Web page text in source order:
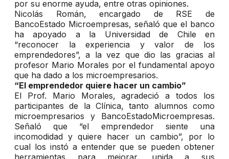
por su enorme ayuda, entre otras opiniones.
Nicolás Román, encargado de RSE de
BancoEstado Microempresas, señaló que el banco
ha apoyado a la Universidad de Chile en
“reconocer la experiencia y valor de los
emprendedores”, a la vez que dio las gracias al
profesor Mario Morales por el fundamental apoyo
que ha dado a los microempresarios.
“El emprendedor quiere hacer un cambio”
El Prof. Mario Morales, agradeció a todos los
participantes de la Clínica, tanto alumnos como
microempresarios y BancoEstadoMicroempresas.
Señaló que “el emprendedor siente una
incomodidad y quiere hacer un cambio”, por lo
cual los instó a entender que se pueden obtener